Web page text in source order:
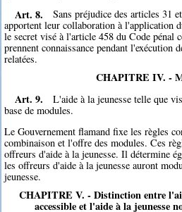
Art. 8.
Sans préjudice des articles 31
apportent leur collaboration à l'application
le secret visé à l'article 458 du Code pénal
prennent connaissance pendant l'exécution
relatées.
CHAPITRE IV. -
Art. 9.
L'aide à la jeunesse telle que
base de modules.
Le Gouvernement flamand fixe les règles
combinaison et l'offre des modules. Ces
offreurs d'aide à la jeunesse. Il détermine
les offreurs d'aide à la jeunesse auront
jeunesse.
CHAPITRE V. - Distinction entre
accessible et l'aide à la jeunesse